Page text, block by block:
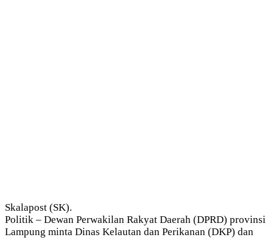
Skalapost (SK).
Politik – Dewan Perwakilan Rakyat Daerah (DPRD) provinsi
Lampung minta Dinas Kelautan dan Perikanan (DKP) dan